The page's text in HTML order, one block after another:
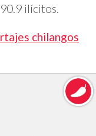
ilícitos.
chilangos